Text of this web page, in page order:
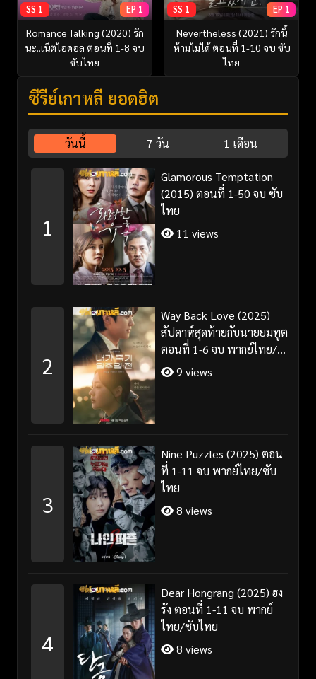
SS 1 EP 1
Romance Talking (2020) รัก
นะ..เน็ตไอดอล ตอนที่ 1-8 จบ
ซับไทย
SS 1 EP 1
Nevertheless (2021) รักนี้
ห้ามไม่ได้ ตอนที่ 1-10 จบ ซับ
ไทย
ซีรี่ย์เกาหลี ยอดฮิต
วันนี้ 7 วัน 1 เดือน
1
Glamorous Temptation
(2015) ตอนที่ 1-50 จบ ซับ
ไทย
11 views
2
Way Back Love (2025)
สัปดาห์สุดท้ายกับนายยมทูต
ตอนที่ 1-6 จบ พากย์ไทย/
ซับไทย
9 views
3
Nine Puzzles (2025) ตอน
ที่ 1-11 จบ พากย์ไทย/ซับ
ไทย
8 views
4
Dear Hongrang (2025) ฮง
รัง ตอนที่ 1-11 จบ พากย์
ไทย/ซับไทย
8 views